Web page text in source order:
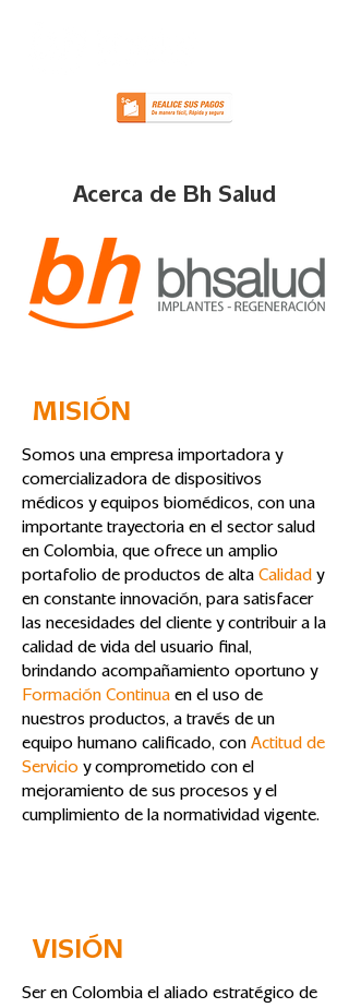
Acerca de Bh Salud
MISIÓN
Somos una empresa importadora y
comercializadora de dispositivos
médicos y equipos biomédicos, con una
importante trayectoria en el sector salud
en Colombia, que ofrece un amplio
portafolio de productos de alta Calidad y
en constante innovación, para satisfacer
las necesidades del cliente y contribuir a la
calidad de vida del usuario final,
brindando acompañamiento oportuno y
Formación Continua en el uso de
nuestros productos, a través de un
equipo humano calificado, con Actitud de
Servicio y comprometido con el
mejoramiento de sus procesos y el
cumplimiento de la normatividad vigente.
VISIÓN
Ser en Colombia el aliado estratégico de